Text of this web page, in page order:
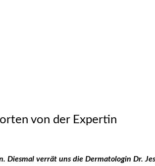
von der Expertin
verrät uns die Dermatologin Dr.